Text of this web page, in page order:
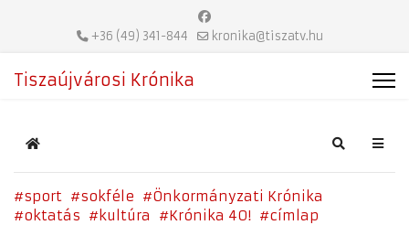
+36 (49) 341-844 kronika@tiszatv.hu
Tiszaújvárosi Krónika
Home Search
sport sokféle
Önkormányzati Krónika
oktatás
kultúra Krónika 40!
címlap